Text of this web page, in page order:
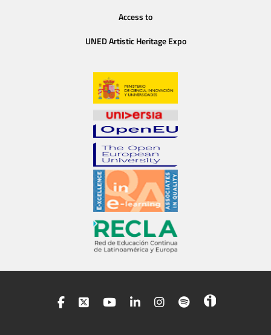
Access to
UNED Artistic Heritage Expo